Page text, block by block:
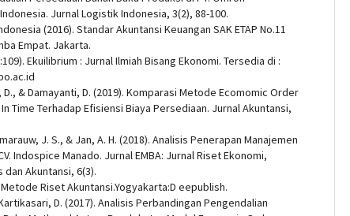
Jurnal Logistik Indonesia, 3(2), 88-100.
(2016). Standar Akuntansi Keuangan SAK ETAP No.11
Empat. Jakarta.
Ekuilibrium : Jurnal Ilmiah Bisang Ekonomi. Tersedia di :
D., & Damayanti, D. (2019). Komparasi Metode Ecomomic Order
Time Terhadap Efisiensi Biaya Persediaan. Jurnal Akuntansi,
J. S., & Jan, A. H. (2018). Analisis Penerapan Manajemen
Indospice Manado. Jurnal EMBA: Jurnal Riset Ekonomi,
dan Akuntansi, 6(3).
Riset Akuntansi.Yogyakarta:D eepublish.
D. (2017). Analisis Perbandingan Pengendalian